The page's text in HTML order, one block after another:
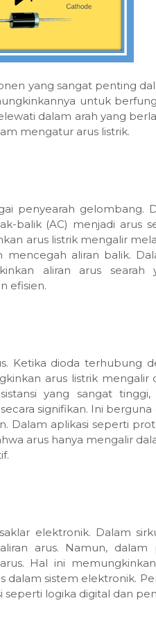
yang sangat penting
untuk
dalam arah yang
mengatur arus listrik.
penyearah gelombang.
balik (AC) menjadi arus
arus listrik mengalir
aliran balik.
aliran arus searah
efisien.
Ketika dioda terhubung
arus listrik mengalir
yang sangat
signifikan. Ini
Dalam aplikasi seperti
arus hanya mengalir
elektronik. Dalam
arus. Namun, dalam
Hal ini
dalam sistem elektronik.
logika digital dan